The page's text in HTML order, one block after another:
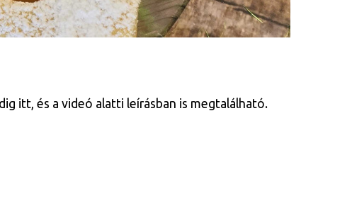
itt, és a videó alatti leírásban is megtalálható.